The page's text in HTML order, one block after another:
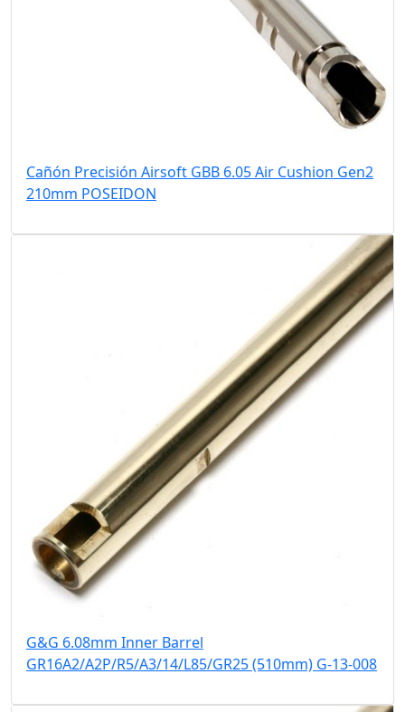
Cañón Precisión Airsoft GBB 6.05 Air Cushion Gen2
210mm POSEIDON
G&G 6.08mm Inner Barrel
GR16A2/A2P/R5/A3/14/L85/GR25 (510mm) G-13-008